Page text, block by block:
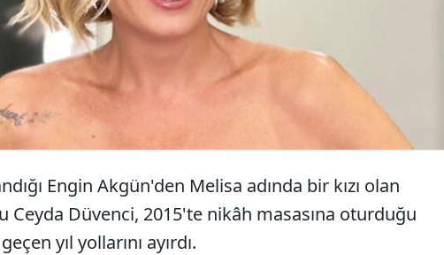
tekrar evlenebileceğinin sinyalini verdi.
Engin Akgün'den Melisa adında bir kızı olan
Ceyda Düvenci, 2015'te nikâh masasına oturduğu
yıl yollarını ayırdı.